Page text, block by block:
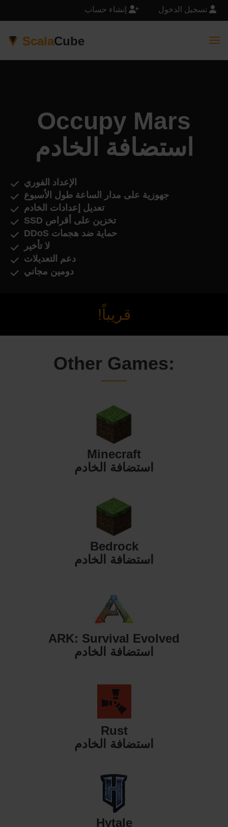
تسجيل الدخول إنشاء حساب
ScalaCube
Occupy Mars
استضافة الخادم
الإعداد الفوري
جهوزية على مدار الساعة طول الأسبوع
تعديل إعدادات الخادم
تخزين على أقراص SSD
حماية ضد هجمات DDoS
لا تأخير
دعم التعديلات
دومين مجاني
قريباً!
Other Games:
Minecraft
استضافة الخادم
Bedrock
استضافة الخادم
ARK: Survival Evolved
استضافة الخادم
Rust
استضافة الخادم
Hytale